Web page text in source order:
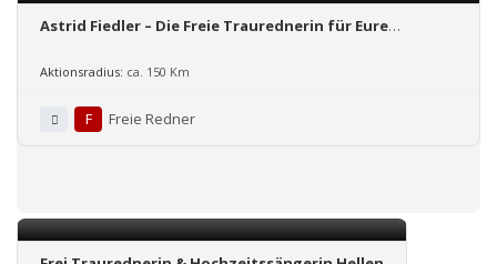
Astrid Fiedler – Die Freie Traurednerin für Eure
Aktionsradius: ca. 150 Km
F Freie Redner